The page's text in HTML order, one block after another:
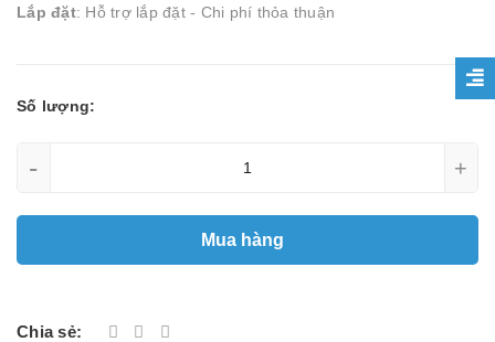
Lắp đặt: Hỗ trợ lắp đặt - Chi phí thỏa thuận
Số lượng:
- +
Mua hàng
Chia sẻ: